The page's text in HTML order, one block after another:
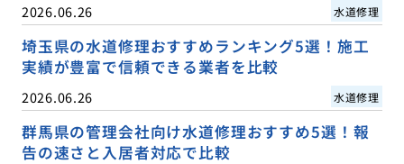
2026.06.26 水道修理
埼玉県の水道修理おすすめランキング5選！施工
実績が豊富で信頼できる業者を比較
2026.06.26 水道修理
群馬県の管理会社向け水道修理おすすめ5選！報
告の速さと入居者対応で比較